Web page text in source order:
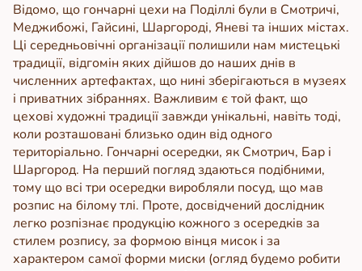
Відомо, що гончарні цехи на Поділлі були в Смотричі,
Меджибожі, Гайсині, Шаргороді, Яневі та інших містах.
Ці середньовічні організації полишили нам мистецькі
традиції, відгомін яких дійшов до наших днів в
численних артефактах, що нині зберігаються в музеях
і приватних зібраннях. Важливим є той факт, що
цехові художні традиції завжди унікальні, навіть тоді,
коли розташовані близько один від одного
територіально. Гончарні осередки, як Смотрич, Бар і
Шаргород. На перший погляд здаються подібними,
тому що всі три осередки виробляли посуд, що мав
розпис на білому тлі. Проте, досвідчений дослідник
легко розпізнає продукцію кожного з осередків за
стилем розпису, за формою вінця мисок і за
характером самої форми миски (огляд будемо робити